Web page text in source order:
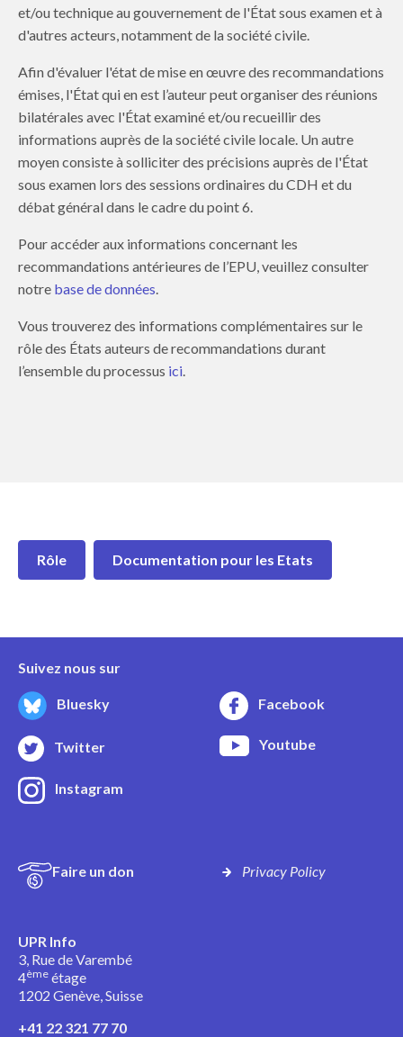
et/ou technique au gouvernement de l'État sous examen et à
d'autres acteurs, notamment de la société civile.
Afin d'évaluer l'état de mise en œuvre des recommandations
émises, l'État qui en est l’auteur peut organiser des réunions
bilatérales avec l'État examiné et/ou recueillir des
informations auprès de la société civile locale. Un autre
moyen consiste à solliciter des précisions auprès de l'État
sous examen lors des sessions ordinaires du CDH et du
débat général dans le cadre du point 6.
Pour accéder aux informations concernant les
recommandations antérieures de l’EPU, veuillez consulter
notre base de données.
Vous trouverez des informations complémentaires sur le
rôle des États auteurs de recommandations durant
l’ensemble du processus ici.
Rôle Documentation pour les Etats
Suivez nous sur
Bluesky Facebook
Twitter Youtube
Instagram
Faire un don Privacy Policy
UPR Info
3, Rue de Varembé
4ème étage
1202 Genève, Suisse
+41 22 321 77 70